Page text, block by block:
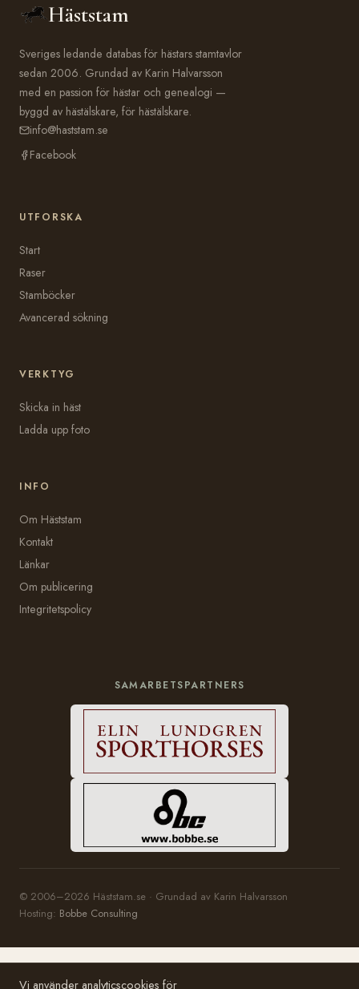
Häststam
Sveriges ledande databas för hästars stamtavlor
sedan 2006. Grundad av Karin Halvarsson
med en passion för hästar och genealogi —
byggd av hästälskare, för hästälskare.
info@haststam.se
Facebook
UTFORSKA
Start
Raser
Stamböcker
Avancerad sökning
VERKTYG
Skicka in häst
Ladda upp foto
INFO
Om Häststam
Kontakt
Länkar
Om publicering
Integritetspolicy
SAMARBETSPARTNERS
© 2006–2026 Häststam.se · Grundad av Karin Halvarsson
Hosting: Bobbe Consulting
Vi använder analyticscookies för